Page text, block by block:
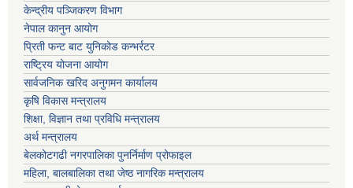
केन्द्रीय पञ्जिकरण विभाग
नेपाल कानुन आयोग
प्रिती फन्ट बाट युनिकोड कन्भर्रटर
राष्ट्रिय योजना आयोग
सार्वजनिक खरिद अनुगमन कार्यालय
कृषि विकास मन्त्रालय
शिक्षा, विज्ञान तथा प्रविधि मन्त्रालय
अर्थ मन्त्रालय
बेलकोटगढी नगरपालिका पुनर्निर्माण प्रोफाइल
महिला, बालबालिका तथा जेष्ठ नागरिक मन्त्रालय